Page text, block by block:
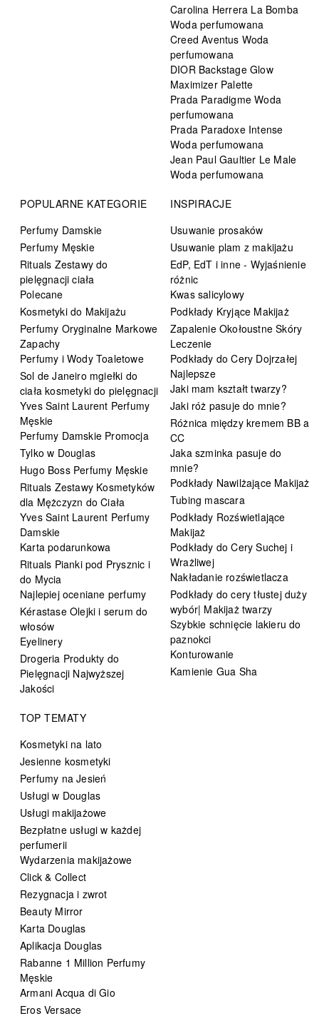
Carolina Herrera La Bomba
Woda perfumowana
Creed Aventus Woda
perfumowana
DIOR Backstage Glow
Maximizer Palette
Prada Paradigme Woda
perfumowana
Prada Paradoxe Intense
Woda perfumowana
Jean Paul Gaultier Le Male
Woda perfumowana
POPULARNE KATEGORIE
Perfumy Damskie
Perfumy Męskie
Rituals Zestawy do
pielęgnacji ciała
Polecane
Kosmetyki do Makijażu
Perfumy Oryginalne Markowe
Zapachy
Perfumy i Wody Toaletowe
Sol de Janeiro mgiełki do
ciała kosmetyki do pielęgnacji
Yves Saint Laurent Perfumy
Męskie
Perfumy Damskie Promocja
Tylko w Douglas
Hugo Boss Perfumy Męskie
Rituals Zestawy Kosmetyków
dla Mężczyzn do Ciała
Yves Saint Laurent Perfumy
Damskie
Karta podarunkowa
Rituals Pianki pod Prysznic i
do Mycia
Najlepiej oceniane perfumy
Kérastase Olejki i serum do
włosów
Eyelinery
Drogeria Produkty do
Pielęgnacji Najwyższej
Jakości
INSPIRACJE
Usuwanie prosaków
Usuwanie plam z makijażu
EdP, EdT i inne - Wyjaśnienie
różnic
Kwas salicylowy
Podkłady Kryjące Makijaż
Zapalenie Okołoustne Skóry
Leczenie
Podkłady do Cery Dojrzałej
Najlepsze
Jaki mam kształt twarzy?
Jaki róż pasuje do mnie?
Różnica między kremem BB a
CC
Jaka szminka pasuje do
mnie?
Podkłady Nawilżające Makijaż
Tubing mascara
Podkłady Rozświetlające
Makijaż
Podkłady do Cery Suchej i
Wrażliwej
Nakładanie rozświetlacza
Podkłady do cery tłustej duży
wybór| Makijaż twarzy
Szybkie schnięcie lakieru do
paznokci
Konturowanie
Kamienie Gua Sha
TOP TEMATY
Kosmetyki na lato
Jesienne kosmetyki
Perfumy na Jesień
Usługi w Douglas
Usługi makijażowe
Bezpłatne usługi w każdej
perfumerii
Wydarzenia makijażowe
Click & Collect
Rezygnacja i zwrot
Beauty Mirror
Karta Douglas
Aplikacja Douglas
Rabanne 1 Million Perfumy
Męskie
Armani Acqua di Gio
Eros Versace